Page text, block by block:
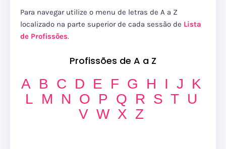
Para navegar utilize o menu de letras de A a Z
localizado na parte superior de cada sessão de Lista
de Profissões.
Profissões de A a Z
A B C D E F G H I J K
L M N O P Q R S T U
V W X Z